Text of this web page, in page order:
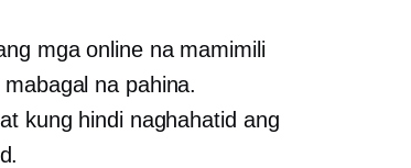
mga online na mamimili
na pahina.
kung hindi naghahatid ang